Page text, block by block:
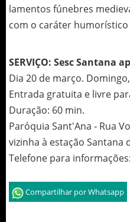
lamentos fúnebres
com o caráter
SERVIÇO: Sesc Santana
Dia 20 de março.
Entrada gratuita e livre
Duração: 60 min.
Paróquia Sant'Ana - Rua
vizinha à estação Santana
Telefone para
Compartilhar por Whatsapp